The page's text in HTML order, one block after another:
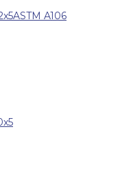
A106